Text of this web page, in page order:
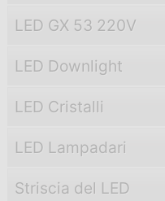
LED GX 53 220V
LED Downlight
LED Cristalli
LED Lampadari
Striscia del LED